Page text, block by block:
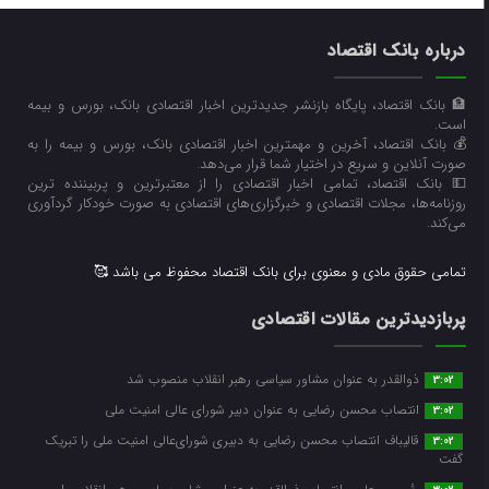
درباره بانک اقتصاد
🏦 بانک اقتصاد، پایگاه بازنشر جدیدترین اخبار اقتصادی بانک، بورس و بیمه
است.
💰 بانک اقتصاد، آخرین و مهمترین اخبار اقتصادی بانک، بورس و بیمه را به
صورت آنلاین و سریع در اختیار شما قرار می‌‌دهد.
💵 بانک اقتصاد، تمامی اخبار اقتصادی را از معتبرترین و پربیننده ترین
روزنامه‌ها، مجلات اقتصادی و خبرگزاری‌های اقتصادی به صورت خودکار گردآوری
می‌کند.
تمامی حقوق مادی و معنوی برای بانک اقتصاد محفوظ می باشد 🥰
پربازدیدترین مقالات اقتصادی
3:02 ذوالقدر به عنوان مشاور سیاسی رهبر انقلاب منصوب شد
3:02 انتصاب محسن رضایی به عنوان دبیر شورای عالی امنیت ملی
3:02
قالیباف انتصاب محسن رضایی به دبیری شورای‌عالی امنیت ملی را تبریک
گفت